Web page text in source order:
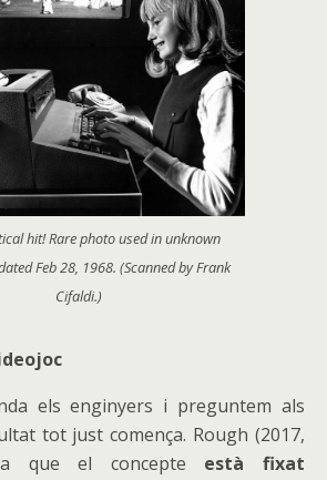
hit! Rare photo used in unknown
Feb 28, 1968. (Scanned by Frank
Cifaldi.)
els enginyers i preguntem als
tot just comença. Rough (2017,
que el concepte està fixat